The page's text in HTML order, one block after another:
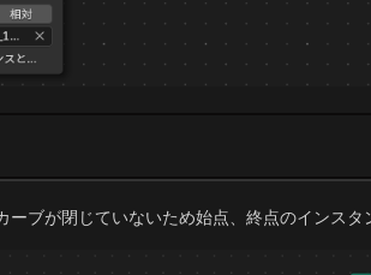
ーブが閉じていないため始点、終点のインス